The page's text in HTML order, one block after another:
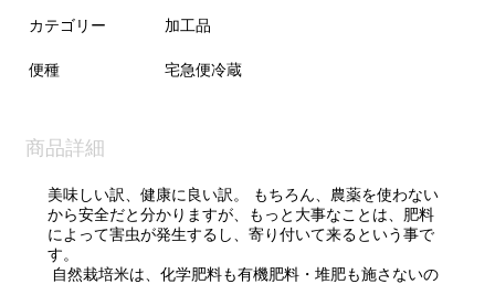
カテゴリー 加工品
便種 宅急便冷蔵
商品詳細
美味しい訳、健康に良い訳。 もちろん、農薬を使わない
から安全だと分かりますが、もっと大事なことは、肥料
によって害虫が発生するし、寄り付いて来るという事で
す。
自然栽培米は、化学肥料も有機肥料・堆肥も施さないの